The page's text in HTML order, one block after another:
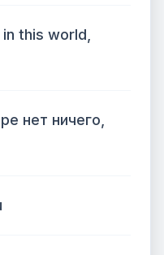
this world,
нет ничего,